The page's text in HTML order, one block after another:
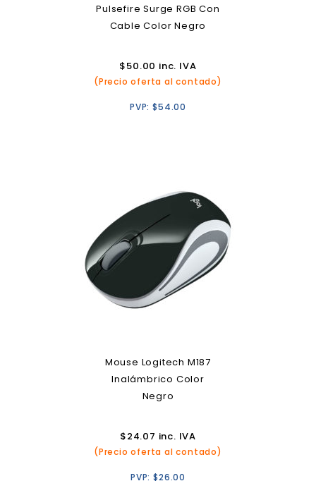
Pulsefire Surge RGB Con
Cable Color Negro
$50.00 inc. IVA
(Precio oferta al contado)
PVP:$54.00
Mouse Logitech M187
Inalámbrico Color
Negro
$24.07 inc. IVA
(Precio oferta al contado)
PVP:$26.00